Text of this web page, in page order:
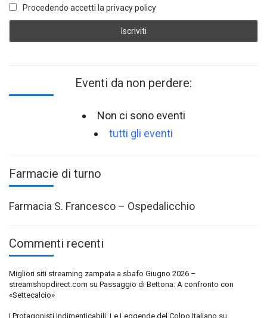
Procedendo accetti la privacy policy
Eventi da non perdere:
Non ci sono eventi
tutti gli eventi
Farmacie di turno
Farmacia S. Francesco – Ospedalicchio
Commenti recenti
Migliori siti streaming zampata a sbafo Giugno 2026 –
streamshopdirect.com su Passaggio di Bettona: A confronto con
«Settecalcio»
I Protagonisti Indimenticabili: Le Leggende del Colpo Italiano su